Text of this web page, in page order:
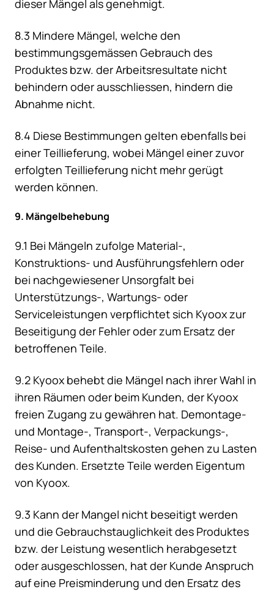
dieser Mängel als genehmigt.
8.3 Mindere Mängel, welche den
bestimmungsgemässen Gebrauch des
Produktes bzw. der Arbeitsresultate nicht
behindern oder ausschliessen, hindern die
Abnahme nicht.
8.4 Diese Bestimmungen gelten ebenfalls bei
einer Teillieferung, wobei Mängel einer zuvor
erfolgten Teillieferung nicht mehr gerügt
werden können.
9. Mängelbehebung
9.1 Bei Mängeln zufolge Material-,
Konstruktions- und Ausführungsfehlern oder
bei nachgewiesener Unsorgfalt bei
Unterstützungs-, Wartungs- oder
Serviceleistungen verpflichtet sich Kyoox zur
Beseitigung der Fehler oder zum Ersatz der
betroffenen Teile.
9.2 Kyoox behebt die Mängel nach ihrer Wahl in
ihren Räumen oder beim Kunden, der Kyoox
freien Zugang zu gewähren hat. Demontage-
und Montage-, Transport-, Verpackungs-,
Reise- und Aufenthaltskosten gehen zu Lasten
des Kunden. Ersetzte Teile werden Eigentum
von Kyoox.
9.3 Kann der Mangel nicht beseitigt werden
und die Gebrauchstauglichkeit des Produktes
bzw. der Leistung wesentlich herabgesetzt
oder ausgeschlossen, hat der Kunde Anspruch
auf eine Preisminderung und den Ersatz des